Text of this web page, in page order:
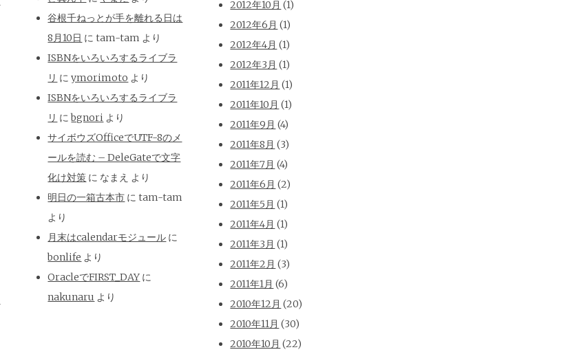
谷根千ねっとが手を離れる日は
8月10日 にtam-tam より
ISBNをいろいろするライブラ
リ にymorimoto より
ISBNをいろいろするライブラ
リ にbgnori より
サイボウズOfficeでUTF-8のメ
ールを読む – DeleGateで文字
化け対策 に なまえ より
明日の一箱古本市 にtam-tam
より
月末はcalendarモジュール に
bonlife より
OracleでFIRST_DAY に
nakunaru より
2012年10月 (1)
2012年6月 (1)
2012年4月 (1)
2012年3月 (1)
2011年12月 (1)
2011年10月 (1)
2011年9月 (4)
2011年8月 (3)
2011年7月 (4)
2011年6月 (2)
2011年5月 (1)
2011年4月 (1)
2011年3月 (1)
2011年2月 (3)
2011年1月 (6)
2010年12月 (20)
2010年11月 (30)
2010年10月 (22)